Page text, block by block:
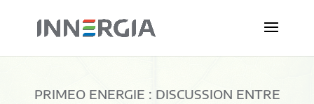
PRIMEO ENERGIE : DISCUSSION ENTRE